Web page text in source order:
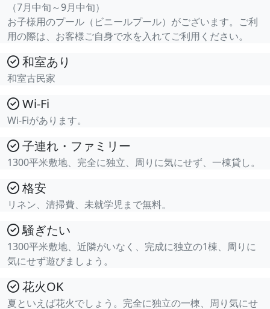
（7月中旬～9月中旬）
お子様用のプール（ビニールプール）がございます。ご利
用の際は、お客様ご自身で水を入れてご利用ください。
和室あり
和室古民家
Wi-Fi
Wi-Fiがあります。
子連れ・ファミリー
1300平米敷地、完全に独立、周りに気にせず、一棟貸し。
格安
リネン、清掃費、未就学児まで無料。
騒ぎたい
1300平米敷地、近隣がいなく、完成に独立の1棟、周りに
気にせず遊びましょう。
花火OK
夏といえば花火でしょう。完全に独立の一棟、周り気にせ